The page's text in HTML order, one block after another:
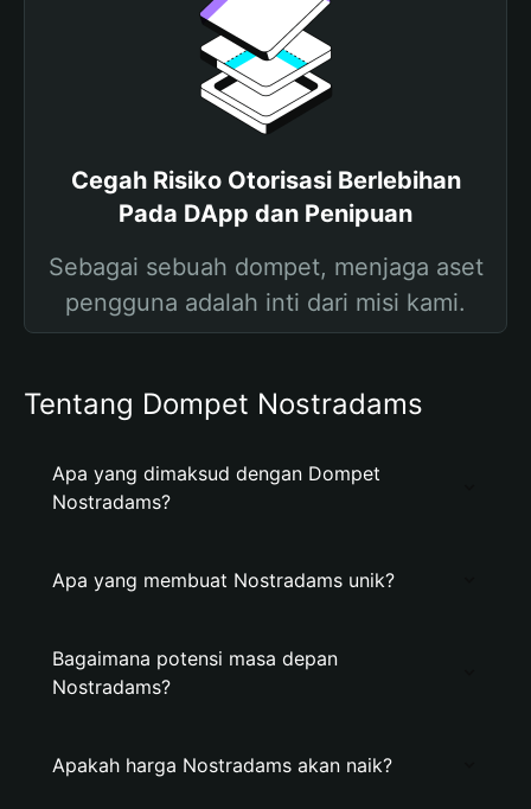
Cegah Risiko Otorisasi Berlebihan
Pada DApp dan Penipuan
Sebagai sebuah dompet, menjaga aset
pengguna adalah inti dari misi kami.
Tentang Dompet Nostradams
Apa yang dimaksud dengan Dompet
Nostradams?
Apa yang membuat Nostradams unik?
Bagaimana potensi masa depan
Nostradams?
Apakah harga Nostradams akan naik?